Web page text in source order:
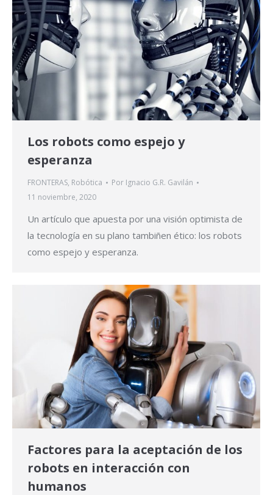
Los robots como espejo y
esperanza
FRONTERAS, Robótica Por Ignacio G.R. Gavilán
11 noviembre, 2020
Un artículo que apuesta por una visión optimista de
la tecnología en su plano tambiñen ético: los robots
como espejo y esperanza.
Factores para la aceptación de los
robots en interacción con
humanos